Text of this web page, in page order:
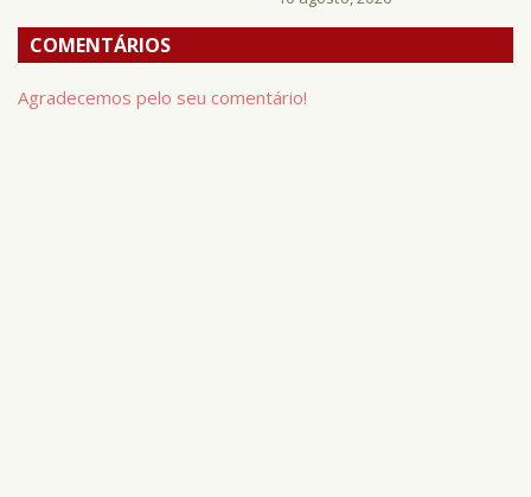
COMENTÁRIOS
Agradecemos pelo seu comentário!